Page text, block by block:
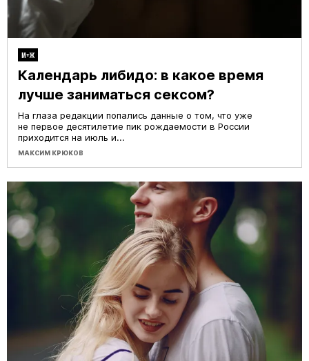
М+Ж
Календарь либидо: в какое время
лучше заниматься сексом?
На глаза редакции попались данные о том, что уже
не первое десятилетие пик рождаемости в России
приходится на июль и...
МАКСИМ КРЮКОВ